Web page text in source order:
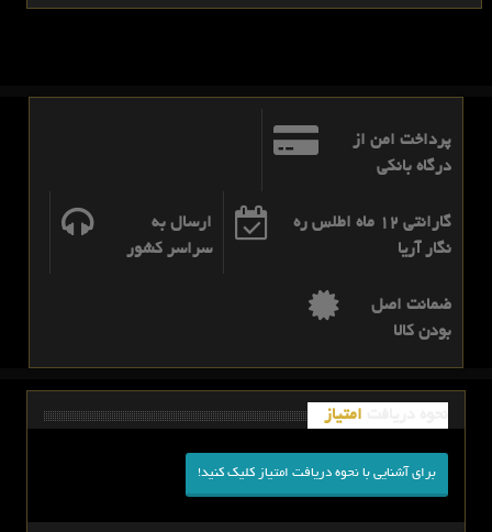
پرداخت امن از
درگاه بانکی
گارانتی 12 ماه اطلس ره
نگار آریا
ارسال به
سراسر کشور
ضمانت اصل
بودن کالا
امتیاز
برای آشنایی با نحوه دریافت امتیاز کلیک کنید!